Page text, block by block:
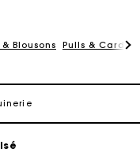
Blousons Pulls &
à 3 jours ouvrés.